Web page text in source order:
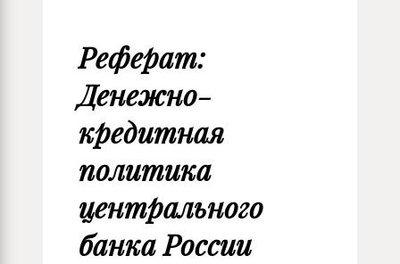
Реферат:
Денежно-
кредитная
политика
центрального
банка России